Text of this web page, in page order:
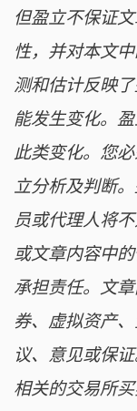
但盈立不保证
性，并对本文
测和估计反映
能发生变化。
此类变化。您
立分析及判断
员或代理人将
或文章内容中
承担责任。文
券、虚拟资产
议、意见或保
相关的交易所